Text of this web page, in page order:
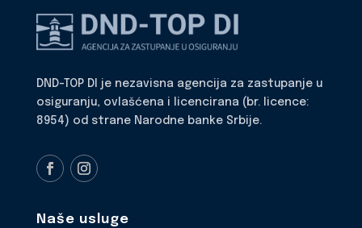
DND-TOP DI je nezavisna agencija za zastupanje u
osiguranju, ovlašćena i licencirana (br. licence:
8954) od strane Narodne banke Srbije.
Naše usluge